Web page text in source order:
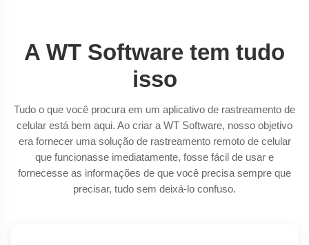
A WT Software tem tudo
isso
Tudo o que você procura em um aplicativo de rastreamento de
celular está bem aqui. Ao criar a WT Software, nosso objetivo
era fornecer uma solução de rastreamento remoto de celular
que funcionasse imediatamente, fosse fácil de usar e
fornecesse as informações de que você precisa sempre que
precisar, tudo sem deixá-lo confuso.